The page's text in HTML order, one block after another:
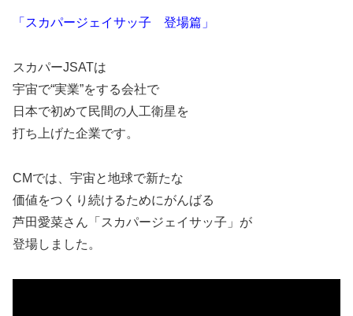
「スカパージェイサッ子 登場篇」
スカパーJSATは
宇宙で“実業”をする会社で
日本で初めて民間の人工衛星を
打ち上げた企業です。
CMでは、宇宙と地球で新たな
価値をつくり続けるためにがんばる
芦田愛菜さん「スカパージェイサッ子」が
登場しました。